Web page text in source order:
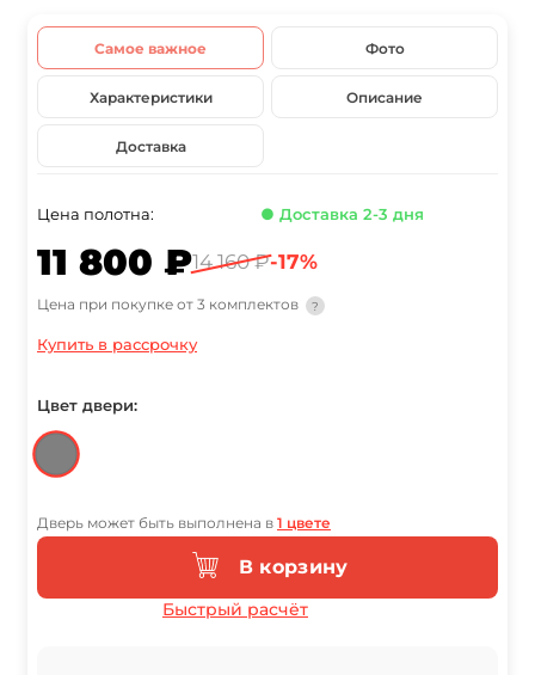
Самое важное Фото
Характеристики Описание
Доставка
Цена полотна: ● Доставка 2-3 дня
11 800 ₽14 160 ₽-17%
Цена при покупке от 3 комплектов ?
Купить в рассрочку
Цвет двери:
Дверь может быть выполнена в 1 цвете
В корзину
Быстрый расчёт